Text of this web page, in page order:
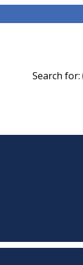
Search for: